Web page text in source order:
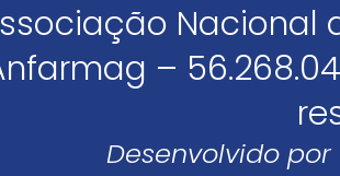
Nacional
–
Desenvolvido por